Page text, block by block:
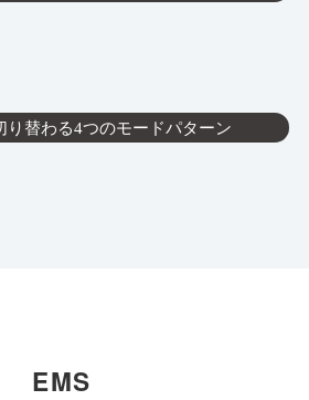
り替わる4つのモードパターン
EMS